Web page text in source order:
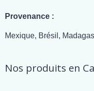
Provenance :
Mexique, Brésil,
Nos produits en